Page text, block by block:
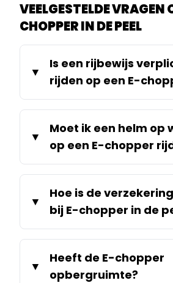
VEELGESTELDE VRAGEN
CHOPPER IN DE PEEL
Is een rijbewijs
rijden op een E-
Moet ik een helm op
op een E-chopper
Hoe is de
bij E-chopper in de
Heeft de E-chopper
opbergruimte?